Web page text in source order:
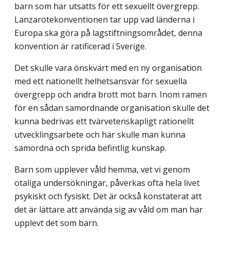
barn som har utsatts för ett sexuellt övergrepp.
Lanzarotekonventionen tar upp vad länderna i
Europa ska göra på lagstiftningsområdet, denna
konvention är ratificerad i Sverige.
Det skulle vara önskvärt med en ny organisation
med ett nationellt helhetsansvar för sexuella
övergrepp och andra brott mot barn. Inom ramen
för en sådan samordnande organisation skulle det
kunna bedrivas ett tvärvetenskapligt rationellt
utvecklingsarbete och här skulle man kunna
samordna och sprida befintlig kunskap.
Barn som upplever våld hemma, vet vi genom
otaliga undersökningar, påverkas ofta hela livet
psykiskt och fysiskt. Det är också konstaterat att
det är lättare att använda sig av våld om man har
upplevt det som barn.